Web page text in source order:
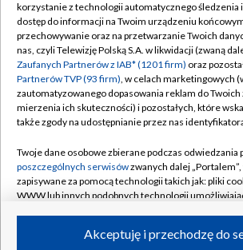
TVP
Abonament TVP
Sklep TVP
Biuro Reklamy
Oferta Handlowa
Emisja w TVP
Rada Programowa
Ogłoszenia
Akademia
Regulamin TVP
Polityka prywatności
Moje zgody
Biuro reklamy
Kanały
©2026 Telewizja Polska Spółka
korzystanie z technologii automatycznego śledzenia
dostęp do informacji na Twoim urządzeniu
przechowywanie oraz na przetwarzanie Twoich
nas, czyli Telewizję Polską S.A. w likwidacji (zwaną
Zaufanych Partnerów z IAB* (1201 firm) oraz
Partnerów TVP (93 firm), w celach marketingowych
zautomatyzowanego dopasowania reklam do
mierzenia ich skuteczności) i pozostałych, które
także zgody na udostępnianie przez nas
Twoje dane osobowe zbierane podczas odwiedzania
poszczególnych serwisówzwanych dalej
zapisywane za pomocą technologii takich jak: pliki
WWW lub innych podobnych technologii
ruchu w Internecie.Akceptuję i przechodzę do